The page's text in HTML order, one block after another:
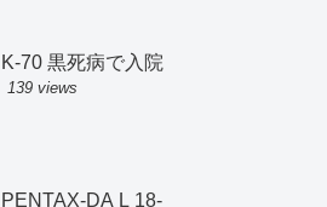
K-70 黒死病で入院
139 views
PENTAX-DA L 18-